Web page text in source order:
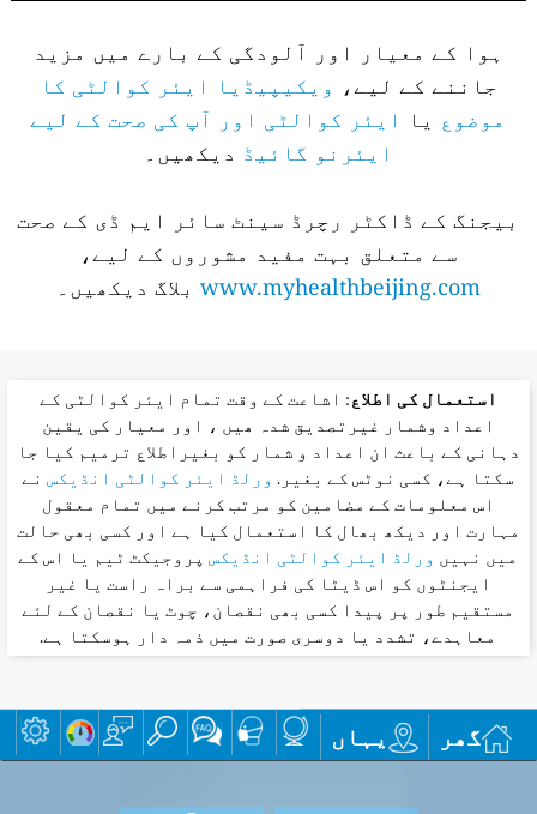
ہوا کے معیار اور آلودگی کے بارے میں مزید
جاننے کے لیے، ویکیپیڈیا ایئر کوالٹی کا
موضوعیا
ایئر کوالٹی اور آپ کی صحت کے لیے
ایئرنو گائیڈدیکھیں۔
بیجنگ کے ڈاکٹر رچرڈ سینٹ سائر ایم ڈی کے صحت
سے متعلق بہت مفید مشوروں کے لیے،
www.myhealthbeijing.comبلاگ دیکھیں۔
استعمال کی اطلاع: اشاعت کے وقت تمام ایئر کوالٹی کے
اعداد وشمار غیرتصدیق شدہ ھیں ، اور معیار کی یقین
دہانی کے باعث ان اعداد و شمار کو بغیراطلاع ترمیم کیا جا
سکتا ہے، کسی نوٹس کے بغیر.ورلڈ ایئر کوالٹی انڈیکسنے
اس معلومات کے مضامین کو مرتب کرنے میں تمام معقول
مہارت اور دیکھ بھال کا استعمال کیا ہے اور کسی بھی حالت
میں نہیںورلڈ ایئر کوالٹی انڈیکسپروجیکٹ ٹیم یا اس کے
ایجنٹوں کو اس ڈیٹا کی فراہمی سے براہ راست یا غیر
مستقیم طور پر پیدا کسی بھی نقصان، چوٹ یا نقصان کے لئے
معاہدے، تشدد یا دوسری صورت میں ذمہ دار ہوسکتا ہے.
گھر یہاں